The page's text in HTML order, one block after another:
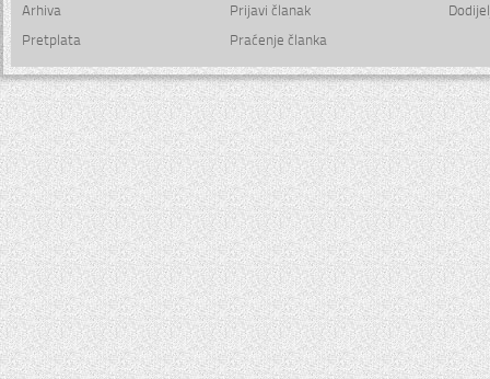
Arhiva
Pretplata
Prijavi članak
Praćenje članka